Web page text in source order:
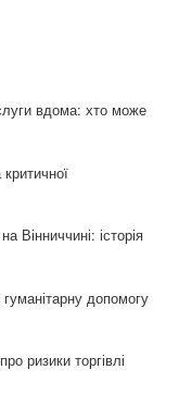
вдома: хто може
Вінниччині: історія
допомогу
ризики торгівлі